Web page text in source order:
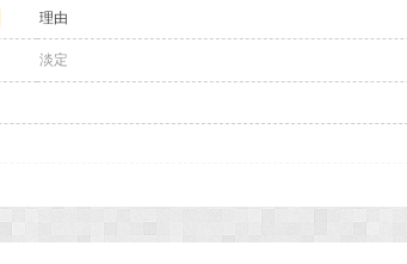
理由
淡定